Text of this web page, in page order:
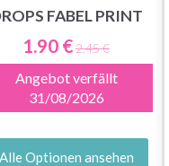
FABEL PRINT
1.90 €2.45 €
Angebot verfällt
31/08/2026
Alle Optionen ansehen